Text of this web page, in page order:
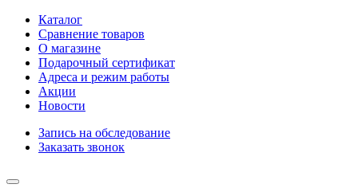
Каталог
Сравнение товаров
О магазине
Подарочный сертификат
Адреса и режим работы
Акции
Новости
Запись на обследование
Заказать звонок